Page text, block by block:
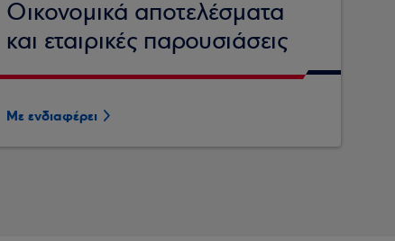
Οικονομικά αποτελέσματα
και εταιρικές παρουσιάσεις
Με ενδιαφέρει